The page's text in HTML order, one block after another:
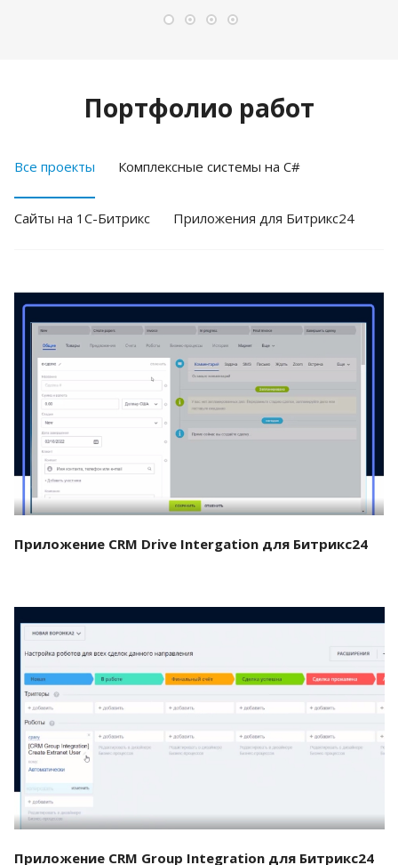
Портфолио работ
Все проекты Комплексные системы на C#
Cайты на 1С-Битрикс Приложения для Битрикс24
Смотреть проект
Приложение CRM Drive Intergation для Битрикс24
Смотреть проект
Приложение CRM Group Integration для Битрикс24